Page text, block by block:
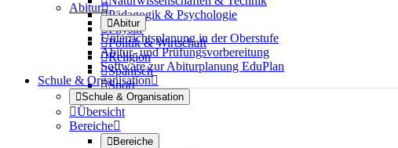
Pädagogik & Psychologie
Physik
Politik & Wirtschaft
Religion
Spanisch
Sport
Abitur
Abitur
Unterrichtsplanung in der Oberstufe
Abitur- und Prüfungsvorbereitung
Software zur Abiturplanung EduPlan
Schule & Organisation
Schule & Organisation
Übersicht
Bereiche
Bereiche